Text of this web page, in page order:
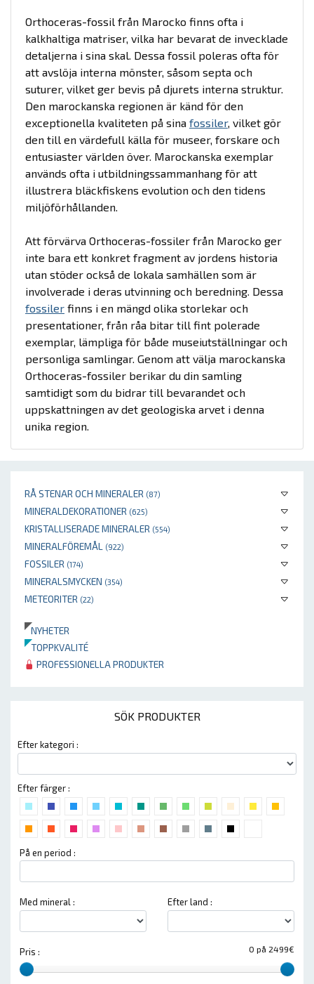
RÅ STENAR OCH MINERALER (87)
MINERALDEKORATIONER (625)
KRISTALLISERADE MINERALER (554)
MINERALFÖREMÅL (922)
FOSSILER (174)
MINERALSMYCKEN (354)
METEORITER (22)
NYHETER
TOPPKVALITÉ
PROFESSIONELLA PRODUKTER
SÖK PRODUKTER
Efter kategori :
Efter färger :
På en period :
Med mineral : Efter land :
0 på 2499€
Pris :
Orthoceras-fossil från Marocko finns ofta i
kalkhaltiga matriser, vilka har bevarat de invecklade
detaljerna i sina skal. Dessa fossil poleras ofta för
att avslöja interna mönster, såsom septa och
suturer, vilket ger bevis på djurets interna struktur.
Den marockanska regionen är känd för den
exceptionella kvaliteten på sina fossiler, vilket gör
den till en värdefull källa för museer, forskare och
entusiaster världen över. Marockanska exemplar
används ofta i utbildningssammanhang för att
illustrera bläckfiskens evolution och den tidens
miljöförhållanden.
Att förvärva Orthoceras-fossiler från Marocko ger
inte bara ett konkret fragment av jordens historia
utan stöder också de lokala samhällen som är
involverade i deras utvinning och beredning. Dessa
fossiler finns i en mängd olika storlekar och
presentationer, från råa bitar till fint polerade
exemplar, lämpliga för både museiutställningar och
personliga samlingar. Genom att välja marockanska
Orthoceras-fossiler berikar du din samling
samtidigt som du bidrar till bevarandet och
uppskattningen av det geologiska arvet i denna
unika region.